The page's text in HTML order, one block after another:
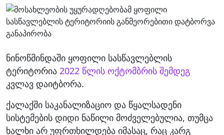
ნინოწმინდაში ყოფილი სასწავლებლის
ტერიტორია 2022 წლის ოქტომბრის შემდეგ
კვლავ დაიტბორა.
ქალაქში საკანალიზაციო და წყალსადენი
სისტემების დიდი ნაწილი მოძველებულია, თუმცა
ხალხი არ უფრთხილდება იმასაც, რაც კარგ